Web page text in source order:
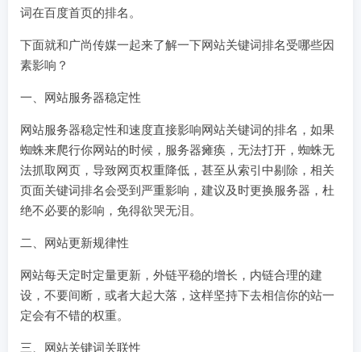
词在百度首页的排名。
下面就和广尚传媒一起来了解一下网站关键词排名受哪些因
素影响？
一、网站服务器稳定性
网站服务器稳定性和速度直接影响网站关键词的排名，如果
蜘蛛来爬行你网站的时候，服务器瘫痪，无法打开，蜘蛛无
法抓取网页，导致网页权重降低，甚至从索引中剔除，相关
页面关键词排名会受到严重影响，建议及时更换服务器，杜
绝不必要的影响，免得欲哭无泪。
二、网站更新规律性
网站每天定时定量更新，外链平稳的增长，内链合理的建
设，不要间断，或者大起大落，这样坚持下去相信你的站一
定会有不错的权重。
三、网站关键词关联性